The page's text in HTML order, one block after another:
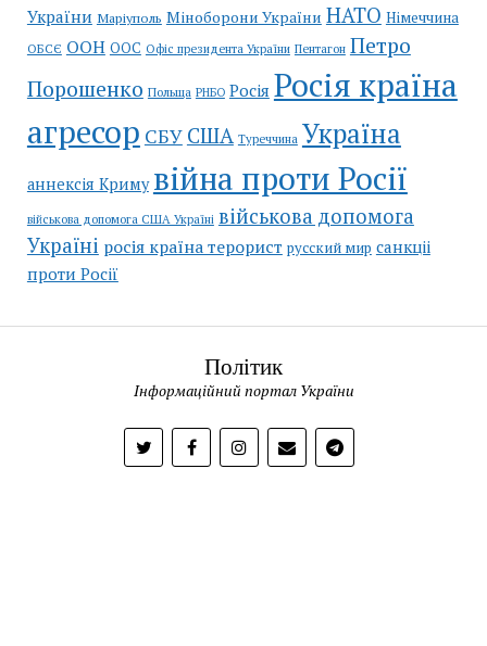
України Маріуполь Міноборони України НАТО Німеччина
ОБСЄ ООН ООС Офіс президента України Пентагон Петро
Порошенко Польща РНБО Росія Росія країна
агресор СБУ США Туреччина Україна
аннексія Криму війна проти Росії
військова допомога США Україні військова допомога
Україні росія країна терорист русский мир санкціі
проти Росії
Політик
Інформаційний портал України